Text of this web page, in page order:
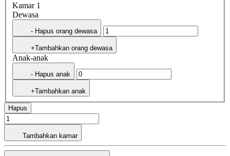
Kamar 1
Dewasa
- Hapus orang dewasa
+Tambahkan orang dewasa
Anak-anak
- Hapus anak
+Tambahkan anak
Hapus
Tambahkan kamar